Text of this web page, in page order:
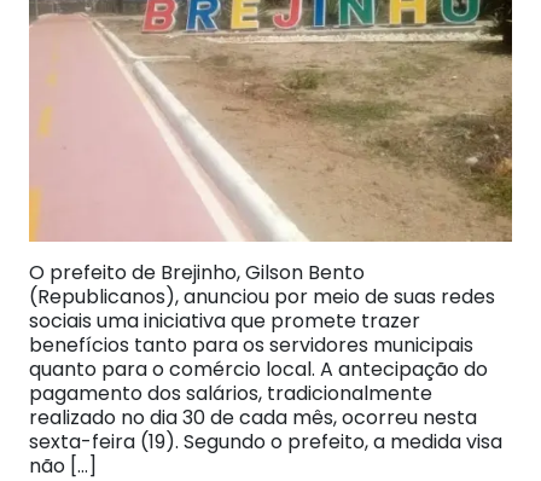
O prefeito de Brejinho, Gilson Bento
(Republicanos), anunciou por meio de suas redes
sociais uma iniciativa que promete trazer
benefícios tanto para os servidores municipais
quanto para o comércio local. A antecipação do
pagamento dos salários, tradicionalmente
realizado no dia 30 de cada mês, ocorreu nesta
sexta-feira (19). Segundo o prefeito, a medida visa
não […]